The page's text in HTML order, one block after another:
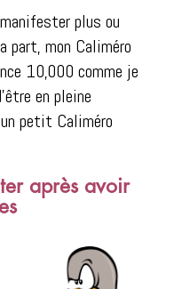
plus ou
part, mon Caliméro
10,000 comme je
en pleine
petit Caliméro
après avoir